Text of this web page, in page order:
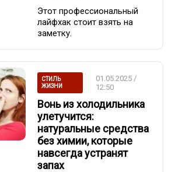
Этот профессиональный
лайфхак стоит взять на
заметку.
СТИЛЬ
ЖИЗНИ
01.05.2025 /
12:50
Вонь из холодильника
улетучится:
натуральные средства
без химии, которые
навсегда устранят
запах